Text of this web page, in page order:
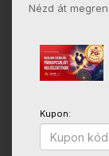
Nézd át
Kupon: